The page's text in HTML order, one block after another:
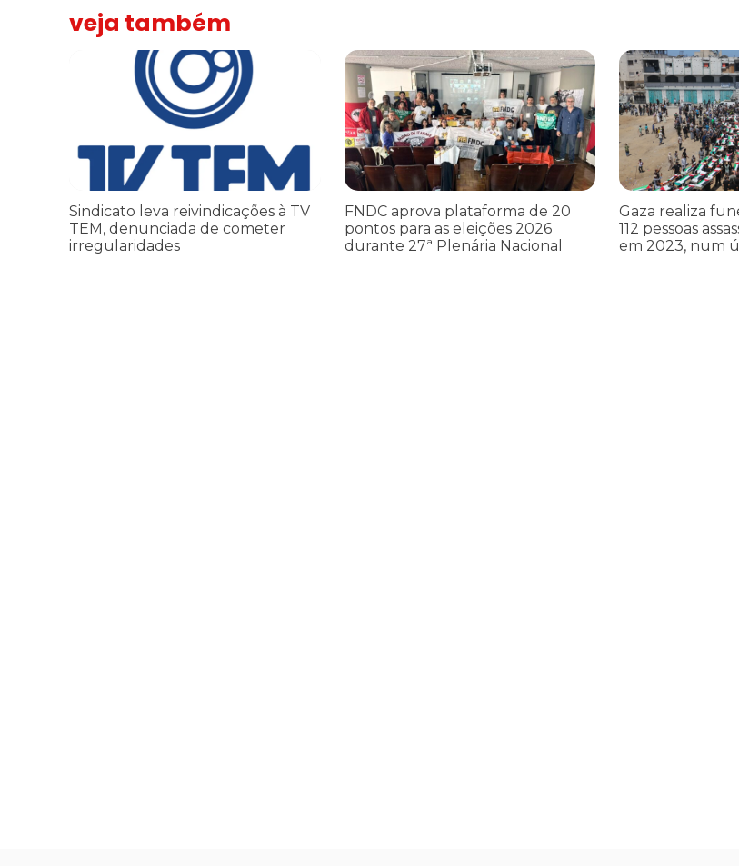
veja também
Sindicato leva reivindicações à TV TEM, denunciada de cometer irregularidades
Sindicato leva reivindicações à TV
TEM, denunciada de cometer
irregularidades
FNDC aprova plataforma de 20 pontos para as eleições 2026
FNDC aprova plataforma de 20
pontos para as eleições 2026
durante 27ª Plenária Nacional
Gaza realiza
Gaza realiza
112 pessoas
em 2023, num